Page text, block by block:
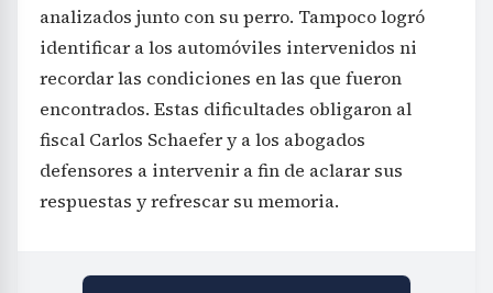
analizados junto con su perro. Tampoco logró
identificar a los automóviles intervenidos ni
recordar las condiciones en las que fueron
encontrados. Estas dificultades obligaron al
fiscal Carlos Schaefer y a los abogados
defensores a intervenir a fin de aclarar sus
respuestas y refrescar su memoria.